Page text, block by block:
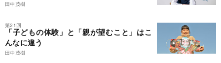
田中茂樹
第21回
「子どもの体験」と「親が望むこと」はこ
んなに違う
田中茂樹